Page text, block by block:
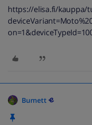
https://elisa.fi/kauppa/
Burnett